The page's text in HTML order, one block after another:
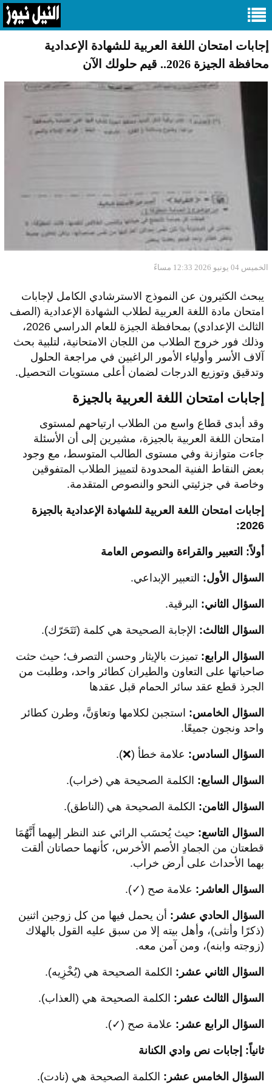
إجابات امتحان اللغة العربية للشهادة الإعدادية
محافظة الجيزة 2026.. قيم حلولك الآن
الخميس 04 يونيو 2026 12:33 مساءً
يبحث الكثيرون عن النموذج الاسترشادي الكامل لإجابات
امتحان مادة اللغة العربية لطلاب الشهادة الإعدادية (الصف
الثالث الإعدادي) بمحافظة الجيزة للعام الدراسي 2026،
وذلك فور خروج الطلاب من اللجان الامتحانية، لتلبية بحث
آلاف الأسر وأولياء الأمور الراغبين في مراجعة الحلول
وتدقيق وتوزيع الدرجات لضمان أعلى مستويات التحصيل.
إجابات امتحان اللغة العربية بالجيزة
وقد أبدى قطاع واسع من الطلاب ارتياحهم لمستوى
امتحان اللغة العربية بالجيزة، مشيرين إلى أن الأسئلة
جاءت متوازنة وفي مستوى الطالب المتوسط، مع وجود
بعض النقاط الفنية المحدودة لتمييز الطلاب المتفوقين
وخاصة في جزئيتي النحو والنصوص المتقدمة.
إجابات امتحان اللغة العربية للشهادة الإعدادية بالجيزة
2026:
أولاً: التعبير والقراءة والنصوص العامة
السؤال الأول: التعبير الإبداعي.
السؤال الثاني: البرقية.
السؤال الثالث: الإجابة الصحيحة هي كلمة (تَتَحَرّك).
السؤال الرابع: تميزت بالإيثار وحسن التصرف؛ حيث حثت
صاحباتها على التعاون والطيران كطائر واحد، وطلبت من
الجرذ قطع عقد سائر الحمام قبل عقدها
السؤال الخامس: استجبن لكلامها وتعاوَنَّ، وطرن كطائر
واحد ونجون جميعًا.
السؤال السادس: علامة خطأ (❌).
السؤال السابع: الكلمة الصحيحة هي (خراب).
السؤال الثامن: الكلمة الصحيحة هي (الناطق).
السؤال التاسع: حيث يُحسَب الرائي عند النظر إليهما أَنَّهُمَا
قطعتان من الجمادِ الأصم الأخرس، كأنهما حصاتان ألقت
بهما الأحداث على أرض خراب.
السؤال العاشر: علامة صح (✓).
السؤال الحادي عشر: أن يحمل فيها من كل زوجين اثنين
(ذكرًا وأنثى)، وأهل بيته إلا من سبق عليه القول بالهلاك
(زوجته وابنه)، ومن آمن معه.
السؤال الثاني عشر: الكلمة الصحيحة هي (يُخْزِيه).
السؤال الثالث عشر: الكلمة الصحيحة هي (العذاب).
السؤال الرابع عشر: علامة صح (✓).
ثانياً: إجابات نص وادي الكنانة
السؤال الخامس عشر: الكلمة الصحيحة هي (نادت).